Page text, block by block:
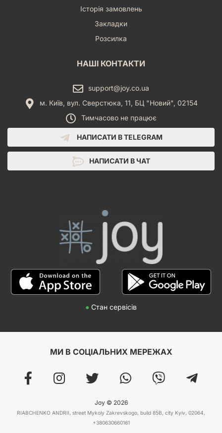
Історія замовлень
Закладки
Розсилка
НАШІ КОНТАКТИ
support@joy.co.ua
м. Київ, вул. Сверстюка, 11, БЦ "Новий", 02154
Тимчасово не працює
НАПИСАТИ В TELEGRAM
НАПИСАТИ В ЧАТ
● Стан сервісів
МИ В СОЦІАЛЬНИХ МЕРЕЖАХ
Joy © 2026
RIABCHENKO ANDRII, street Mykoly Zakrevskogo, build 85B, city Kyiv, 02064,
+380630660161